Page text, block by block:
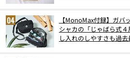
【MonoMax付録】ガバ
シャカの「じゃばら式
し入れのしやすさも過